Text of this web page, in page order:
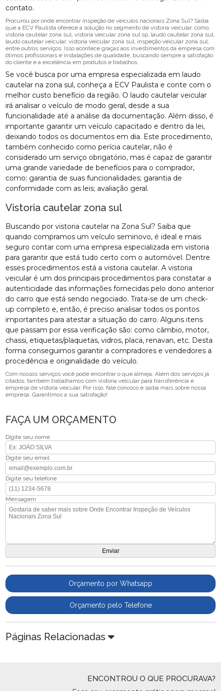
contato.
Procurou por onde encontrar inspeção de veículos nacionais Zona Sul? Saiba
que a ECV Paulista oferece a solução no segmento de vistoria veicular, como,
vistoria cautelar zona sul, vistoria veicular zona sul sp, laudo cautelar zona sul,
laudo cautelar veicular, vistoria veicular zona sul, inspeção veicular zona sul,
entre outros serviços. Isso acontece graças aos investimentos da empresa com
ótimos profissionais e instalações de qualidade, buscando sempre a satisfação
do cliente e a excelência em produtos e trabalhos.
Se você busca por uma empresa especializada em laudo
cautelar na zona sul, conheça a ECV Paulista e conte com o
melhor custo benefício da região. O laudo cautelar veicular
irá analisar o veículo de modo geral, desde a sua
funcionalidade até a análise da documentação. Além disso, é
importante garantir um veículo capacitado e dentro da lei,
deixando todos os documentos em dia. Este procedimento,
também conhecido como perícia cautelar, não é
considerado um serviço obrigatório, mas é capaz de garantir
uma grande variedade de benefícios para o comprador,
como: garantia de suas funcionalidades; garantia de
conformidade com as leis; avaliação geral.
Vistoria cautelar zona sul
Buscando por vistoria cautelar na Zona Sul? Saiba que
quando compramos um veículo seminovo, é ideal e mais
seguro contar com uma empresa especializada em vistoria
para garantir que está tudo certo com o automóvel. Dentre
esses procedimentos está a vistoria cautelar. A vistoria
veicular é um dos principais procedimentos para constatar a
autenticidade das informações fornecidas pelo dono anterior
do carro que está sendo negociado. Trata-se de um check-
up completo e, então, é preciso analisar todos os pontos
importantes para atestar a situação do carro. Alguns itens
que passam por essa verificação são: como câmbio, motor,
chassi, etiquetas/plaquetas, vidros, placa, renavan, etc. Desta
forma conseguimos garantir a compradores e vendedores a
procedência e originalidade do veículo.
Com nossos serviços você pode encontrar o que almeja. Além dos serviços já
citados, também trabalhamos com vistoria veicular para transferência e
empresa de vistoria veicular. Por isso, fale conosco e saiba mais sobre nossa
empresa. Garantimos a sua satisfação!
FAÇA UM ORÇAMENTO
Digite seu nome
Digite seu email
Digite seu telefone
Mensagem
Orçamento por Whatsapp
Orçamento pelo Telefone
Páginas Relacionadas
ENCONTROU O QUE PROCURAVA?